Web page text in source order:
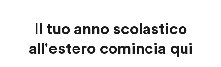
Trova l'ufficio più vicino
Chi siamo
Il tuo anno scolastico
all'estero comincia qui